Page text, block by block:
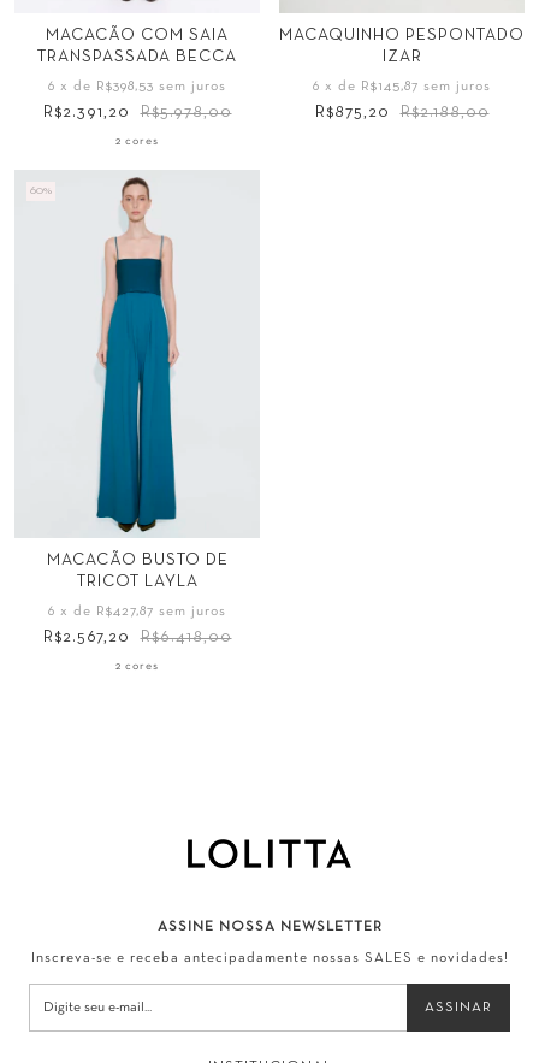
34 36 38 40
44
MACACÃO COM SAIA
TRANSPASSADA BECCA
6 x de R$398,53 sem juros
R$2.391,20 R$5.978,00
2 cores
Tamanho
38
MACAQUINHO PESPONTADO
IZAR
6 x de R$145,87 sem juros
R$875,20 R$2.188,00
60%
Tamanho
36 38 40
44
MACACÃO BUSTO DE
TRICOT LAYLA
6 x de R$427,87 sem juros
R$2.567,20 R$6.418,00
2 cores
ASSINE NOSSA NEWSLETTER
Inscreva-se e receba antecipadamente nossas SALES e novidades!